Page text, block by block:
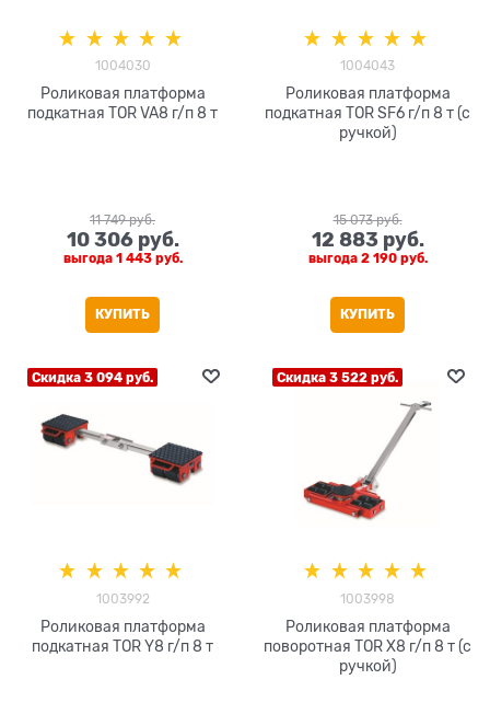
1004030
Роликовая платформа
подкатная TOR VA8 г/п 8 т
11 749 руб.
10 306 руб.
выгода 1 443 руб.
КУПИТЬ
1004043
Роликовая платформа
подкатная TOR SF6 г/п 8 т (с
ручкой)
15 073 руб.
12 883 руб.
выгода 2 190 руб.
КУПИТЬ
Скидка 3 094 руб.
1003992
Роликовая платформа
подкатная TOR Y8 г/п 8 т
Скидка 3 522 руб.
1003998
Роликовая платформа
поворотная TOR X8 г/п 8 т (с
ручкой)